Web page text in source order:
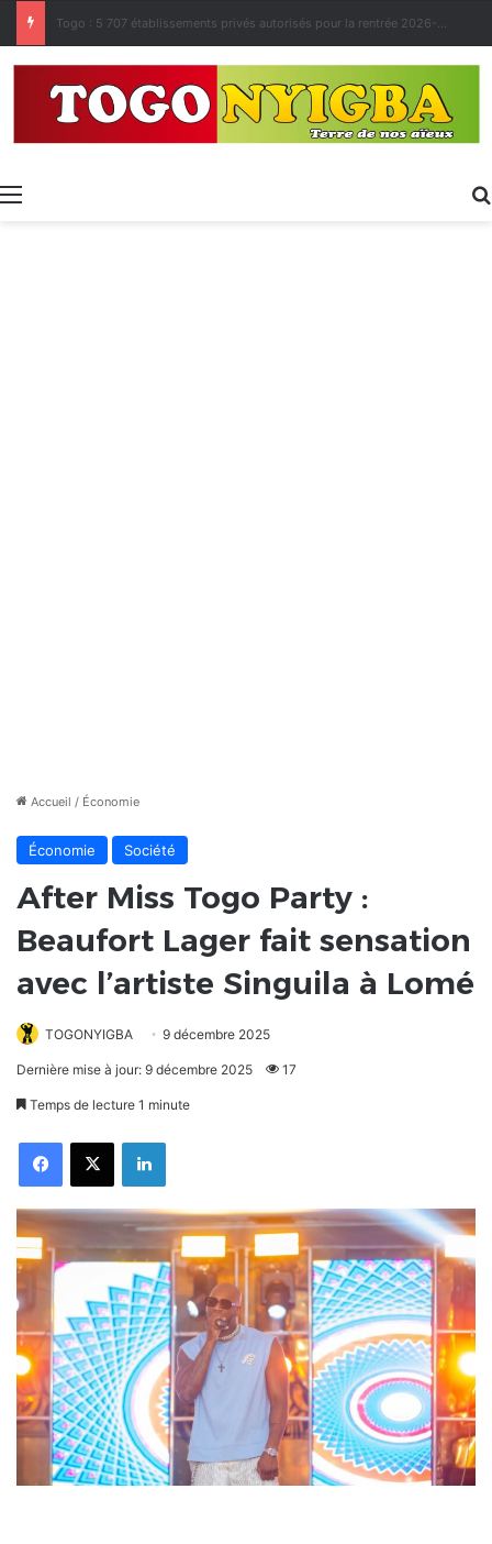
Made in Togo 2026 : un bilan positif qui prépare le terrain pour la Foire Internationale de Lomé
Menu
Accueil / Économie
Économie Société
After Miss Togo Party :
Beaufort Lager fait sensation
avec l’artiste Singuila à Lomé
TOGONYIGBA 9 décembre 2025
Dernière mise à jour: 9 décembre 2025 17
Temps de lecture 1 minute
FacebookX Linkedin